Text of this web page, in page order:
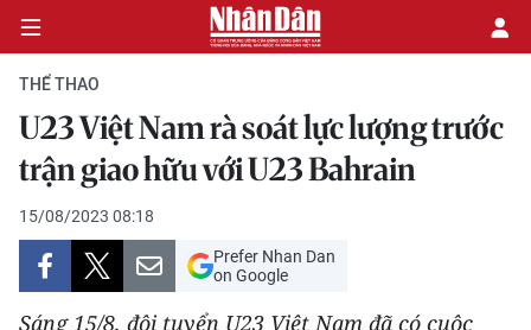
CHÍNH TRỊ
KINH TẾ
VĂN HÓA
THỂ THAO
U23 Việt Nam rà soát lực lượng trước
trận giao hữu với U23 Bahrain
15/08/2023 08:18
Prefer Nhan Dan
on Google
Sáng 15/8, đội tuyển U23 Việt Nam đã có cuộc